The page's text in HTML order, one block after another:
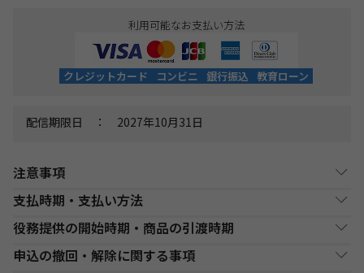
利用可能なお支払い方法
クレジットカード コンビニ 銀行振込 教育ローン
配信期限日 ： 2027年10月31日
注意事項
Web通信講座お申込み上の注意事項
・お申し込み手続き完了日後、原則1週間以内（日曜・祝祭日等を
除く）に、経過分の教材を発送いたします。また、各商品ページ
にてご案内しております「教材発送開始日」より、１週間以上前
支払時期・支払い方法
決済方法 支払い時期
銀行・ゆうちょATM
銀行、又はゆうちょATMでの
役務提供の開始時期・商品の引渡時期
●講座開始日前の申込
申込の撤回・解除に関する事項